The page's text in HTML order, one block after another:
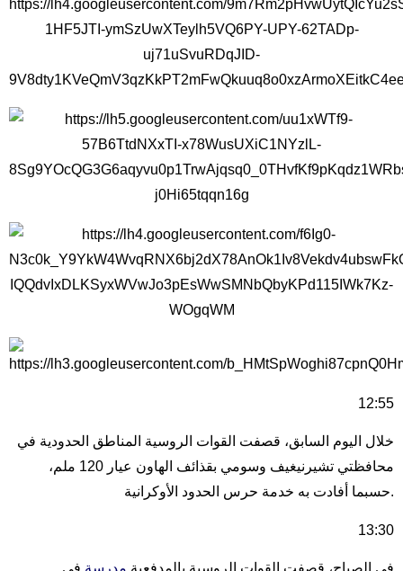
12:55
خلال اليوم السابق، قصفت القوات الروسية المناطق الحدودية في
محافظتي تشيرنيغيف وسومي بقذائف الهاون عيار 120 ملم،
حسبما أفادت به خدمة حرس الحدود الأوكرانية.
13:30
في الصباح، قصفت القوات الروسية بالمدفعية مدرسة في